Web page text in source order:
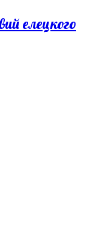
елецкого